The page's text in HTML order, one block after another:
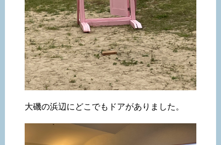
大磯の浜辺にどこでもドアがありました。